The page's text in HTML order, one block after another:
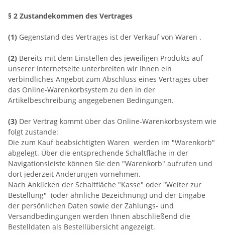
§ 2 Zustandekommen des Vertrages
(1) Gegenstand des Vertrages ist der Verkauf von Waren .
(2) Bereits mit dem Einstellen des jeweiligen Produkts auf
unserer Internetseite unterbreiten wir Ihnen ein
verbindliches Angebot zum Abschluss eines Vertrages über
das Online-Warenkorbsystem zu den in der
Artikelbeschreibung angegebenen Bedingungen.
(3) Der Vertrag kommt über das Online-Warenkorbsystem wie
folgt zustande:
Die zum Kauf beabsichtigten Waren werden im "Warenkorb"
abgelegt. Über die entsprechende Schaltfläche in der
Navigationsleiste können Sie den "Warenkorb" aufrufen und
dort jederzeit Änderungen vornehmen.
Nach Anklicken der Schaltfläche "Kasse" oder "Weiter zur
Bestellung" (oder ähnliche Bezeichnung) und der Eingabe
der persönlichen Daten sowie der Zahlungs- und
Versandbedingungen werden Ihnen abschließend die
Bestelldaten als Bestellübersicht angezeigt.